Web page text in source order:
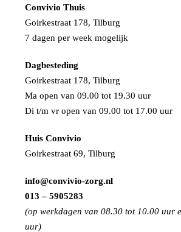
Convivio Thuis
Goirkestraat 178, Tilburg
7 dagen per week mogelijk
Dagbesteding
Goirkestraat 178, Tilburg
Ma open van 09.00 tot 19.30 uur
Di t/m vr open van 09.00 tot 17.00 uur
Huis Convivio
Goirkestraat 69, Tilburg
info@convivio-zorg.nl
013 – 5905283
(op werkdagen van 08.30 tot 10.00 uur
uur)